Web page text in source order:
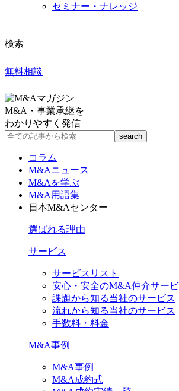
セミナー・ナレッジ
検索
無料相談
M&A・事業承継を
わかりやすく発信
コラム
M&Aニュース
M&Aを学ぶ
M&A用語集
日本M&Aセンター
選ばれる理由
サービス
サービスリスト
安心・安全のM&A仲介サー
課題から知る当社のサービス
流れから知る当社のサービス
手数料・料金
M&A事例
M&A事例
M&A成約式